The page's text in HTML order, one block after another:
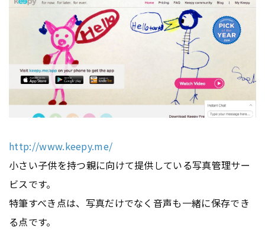
http://www.keepy.me/
小さい子供を持つ親に向けて提供している写真管理サー
ビスです。
特筆すべき点は、写真だけでなく音声も一緒に保存でき
る点です。